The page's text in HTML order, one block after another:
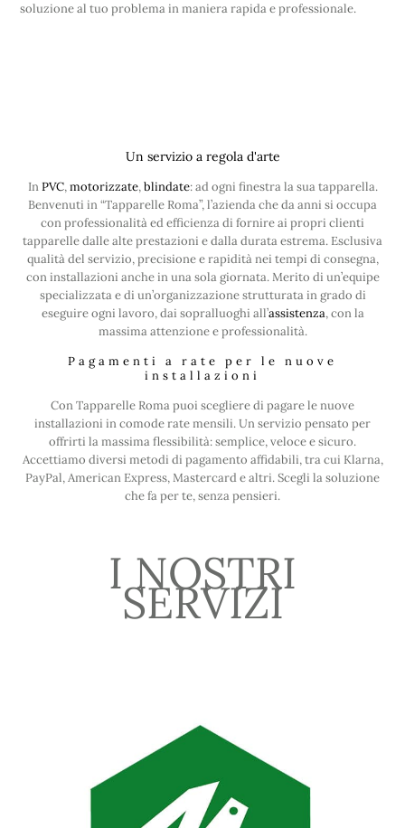
soluzione al tuo problema in maniera rapida e professionale.
Un servizio a regola d'arte
InPVC,motorizzate,blindate: ad ogni finestra la sua tapparella.
Benvenuti in “Tapparelle Roma”, l’azienda che da anni si occupa
con professionalità ed efficienza di fornire ai propri clienti
tapparelle dalle alte prestazioni e dalla durata estrema. Esclusiva
qualità del servizio, precisione e rapidità nei tempi di consegna,
con installazioni anche in una sola giornata. Merito di un’equipe
specializzata e di un’organizzazione strutturata in grado di
eseguire ogni lavoro, dai sopralluoghi all’assistenza, con la
massima attenzione e professionalità.
Pagamenti a rate per le nuove
installazioni
Con Tapparelle Roma puoi scegliere di pagare le nuove
installazioni in comode rate mensili. Un servizio pensato per
offrirti la massima flessibilità: semplice, veloce e sicuro.
Accettiamo diversi metodi di pagamento affidabili, tra cui Klarna,
PayPal, American Express, Mastercard e altri. Scegli la soluzione
che fa per te, senza pensieri.
I NOSTRI
SERVIZI